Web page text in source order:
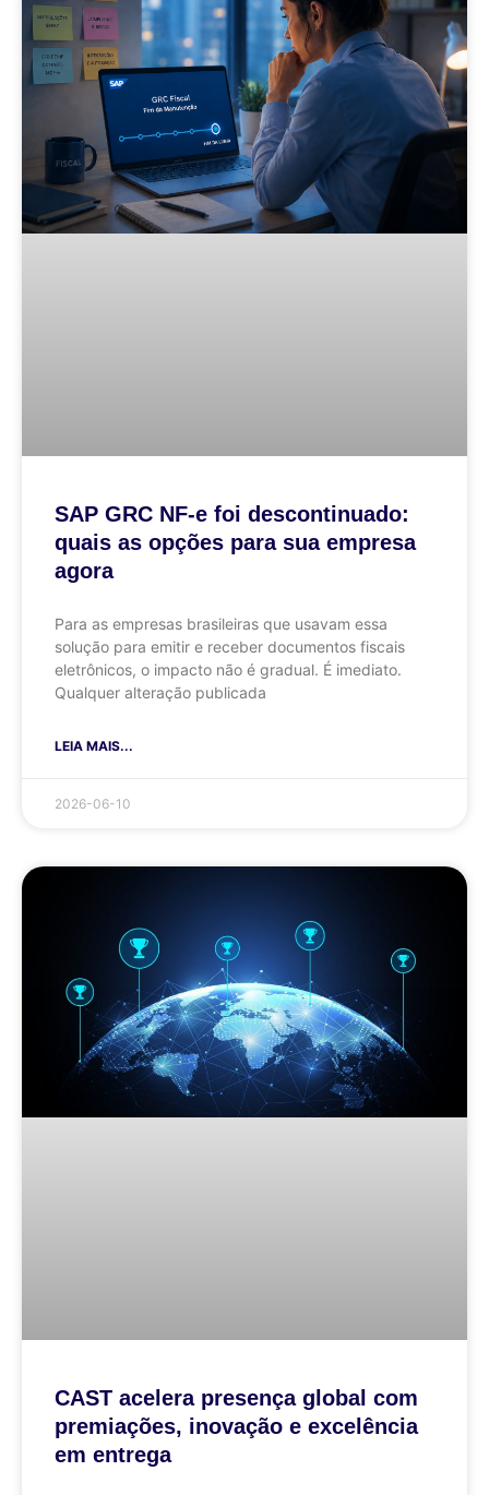
SAP GRC NF-e foi descontinuado:
quais as opções para sua empresa
agora
Para as empresas brasileiras que usavam essa
solução para emitir e receber documentos fiscais
eletrônicos, o impacto não é gradual. É imediato.
Qualquer alteração publicada
LEIA MAIS...
2026-06-10
CAST acelera presença global com
premiações, inovação e excelência
em entrega